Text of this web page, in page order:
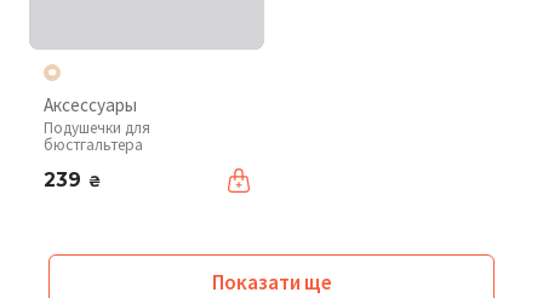
Аксессуары
Подушечки для
бюстгальтера
239 ₴
Показати ще